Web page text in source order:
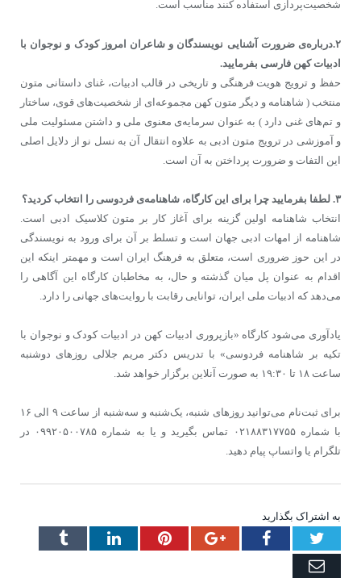
شخصیت‌پردازی استفاده کنند مناسب است.
۲.درباره‌ی ضرورت آشنایی نویسندگان و شاعران امروز کودک و نوجوان با
ادبیات کهن فارسی بفرمایید.
حفظ و ترویج هویت فرهنگی و تاریخی در قالب ادبیات، غنای داستانی متون
منتخب ( شاهنامه و دیگر متون کهن مجموعه‌ای از شخصیت‌های قوی، ساختار
و تم‌های غنی دارد ) به عنوان سرمایه‌ی معنوی ملی و داشتن مسئولیت ملی
و آموزشی در ترویج متون ادبی به علاوه انتقال آن به نسل نو از دلایل اصلی
این التفات و ضرورت پرداختن به آن است.
۳. لطفا بفرمایید چرا برای این کارگاه، شاهنامه‌ی فردوسی را انتخاب کردید؟
انتخاب شاهنامه اولین گزینه برای آغاز کار بر متون کلاسیک ادبی است.
شاهنامه از امهات ادبی جهان است و تسلط بر آن برای ورود به نویسندگی
در این حوز ضروری است، متعلق به فرهنگ ایران است و مهمتر اینکه این
اقدام به عنوان پل میان گذشته و حال، به مخاطبان کارگاه این آگاهی را
می‌دهد که ادبیات ملی ایران، توانایی رقابت با روایت‌های جهانی را دارد.
یادآوری می‌شود کارگاه «بازپروری ادبیات کهن در ادبیات کودک و نوجوان با
تکیه بر شاهنامه فردوسی» با تدریس دکتر مریم جلالی روزهای دوشنبه
ساعت ۱۸ تا ۱۹:۳۰ به صورت آنلاین برگزار خواهد شد.
برای ثبت‌نام می‌توانید روزهای شنبه، یک‌شنبه و سه‌شنبه از ساعت ۹ الی ۱۶
با شماره ۰۲۱۸۸۳۱۷۷۵۵ تماس بگیرید و یا به شماره ۰۹۹۲۰۵۰۰۷۸۵ در
تلگرام یا واتساپ پیام دهید.
به اشتراک بگذارید
Twitter
Facebook
Google+
Pinterest
LinkedIn
Tumblr
Email